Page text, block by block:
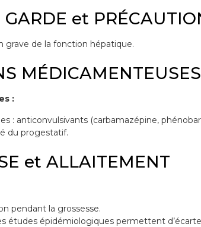
et
grave de la fonction hépatique.
:
: anticonvulsivants (carbamazépine,
du progestatif.
et ALLAITEMENT
pendant la grossesse.
études épidémiologiques permettent